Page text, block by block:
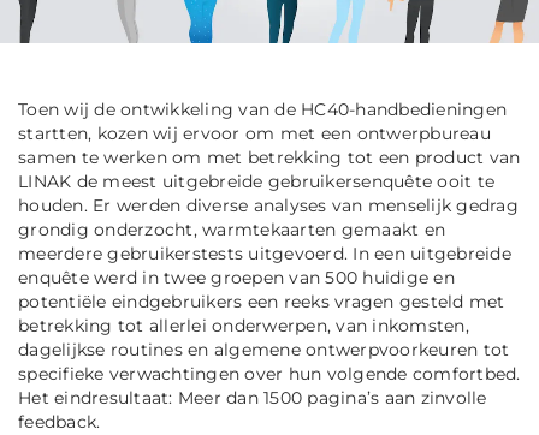
Toen wij de ontwikkeling van de HC40-handbedieningen
startten, kozen wij ervoor om met een ontwerpbureau
samen te werken om met betrekking tot een product van
LINAK de meest uitgebreide gebruikersenquête ooit te
houden. Er werden diverse analyses van menselijk gedrag
grondig onderzocht, warmtekaarten gemaakt en
meerdere gebruikerstests uitgevoerd. In een uitgebreide
enquête werd in twee groepen van 500 huidige en
potentiële eindgebruikers een reeks vragen gesteld met
betrekking tot allerlei onderwerpen, van inkomsten,
dagelijkse routines en algemene ontwerpvoorkeuren tot
specifieke verwachtingen over hun volgende comfortbed.
Het eindresultaat: Meer dan 1500 pagina’s aan zinvolle
feedback.